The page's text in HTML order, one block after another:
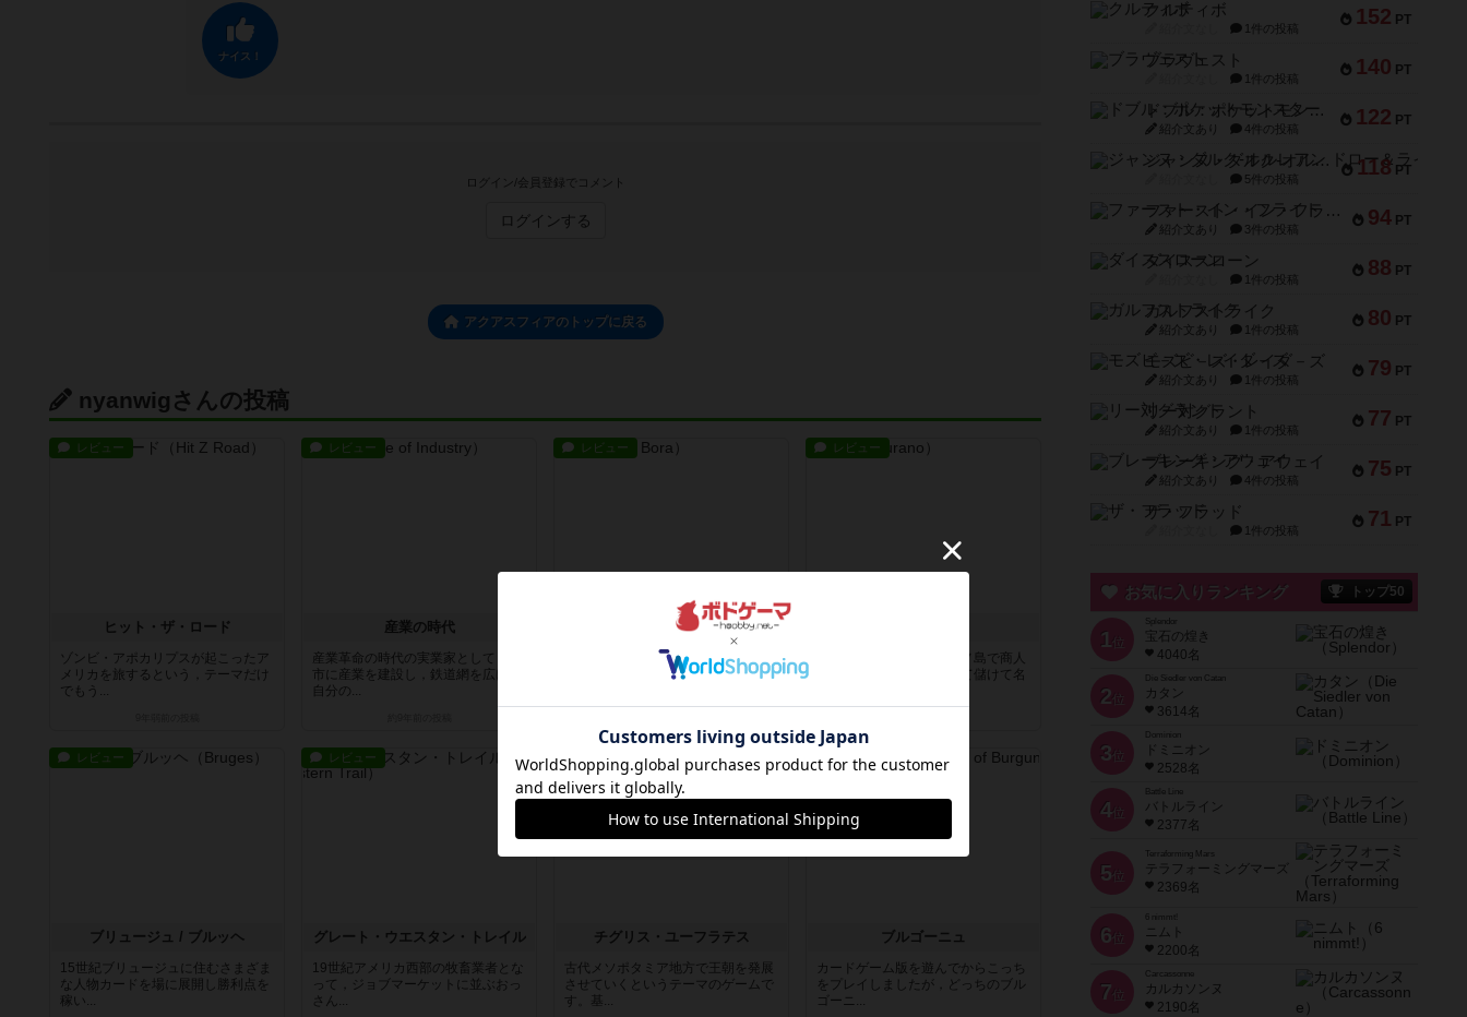
ナイス！
ログイン/会員登録でコメント
ログインする
アクアスフィアのトップに戻る
nyanwigさんの投稿
レビュー
ヒット・ザ・ロード
ゾンビ・アポカリプスが起こったア
メリカを旅するという，テーマだけ
でもう...
レビュー
産業の時代
産業革命の時代の実業家として，都
市に産業を建設し，鉄道網を広げ，
自分の...
レビュー
ボラボラ
ポリネシアのボラボラ島が舞台のブ
ルゴーニュです。ダイス目を使った
レビュー
中世ヴェネチアのムラーノ島で商人
となりガラス細工を売って儲けて名
レビュー
ブリュージュ / ブルッヘ
15世紀ブリュージュに住むさまざま
な人物カードを場に展開し勝利点を
稼い...
レビュー
グレート・ウエスタン・トレイル
19世紀アメリカ西部の牧畜業者とな
って，ジョブマーケットに並ぶおっ
さん...
レビュー
チグリス・ユーフラテス
古代メソポタミア地方で王朝を発展
させていくというテーマのゲームで
す。基...
レビュー
ブルゴーニュ
カードゲーム版を遊んでからこっち
をプレイしましたが，どっちのブル
ゴーニ...
152 PT
クルティボ
1件の投稿
140 PT
ブラヴェスト
1件の投稿
122 PT
ドブル：ポケットモンスター
紹介文あり 4件の投稿
118 PT
ジャンヌ・ダルク-オルレアン ドロー＆ライト
5件の投稿
94 PT
ファースト・イン・フライト
紹介文あり 3件の投稿
88 PT
ダイススローン
1件の投稿
80 PT
ガルフストライク
紹介文あり 1件の投稿
79 PT
モズビ－ズ・レイダ－ズ
紹介文あり 1件の投稿
77 PT
リー対グラント
紹介文あり 1件の投稿
75 PT
ブレーキング・アウェイ
紹介文あり 4件の投稿
71 PT
ザ・フラッド
1件の投稿
お気に入りランキング トップ50
1 位
宝石の煌き
4040名
2 位
Die Siedler von Catan
カタン
3614名
3 位
ドミニオン
2528名
4位
Battle Line
バトルライン
2377名
5 位
Terraforming Mars
テラフォーミングマーズ
2369名
6 位
ニムト
2200名
7 位
Carcassonne
カルカソンヌ
2190名